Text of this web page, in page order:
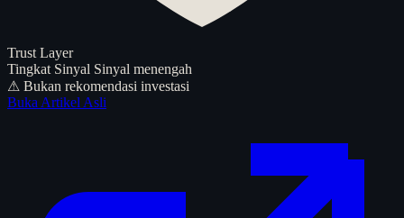
Trust Layer
Tingkat Sinyal Sinyal menengah
⚠ Bukan rekomendasi investasi
Buka Artikel Asli